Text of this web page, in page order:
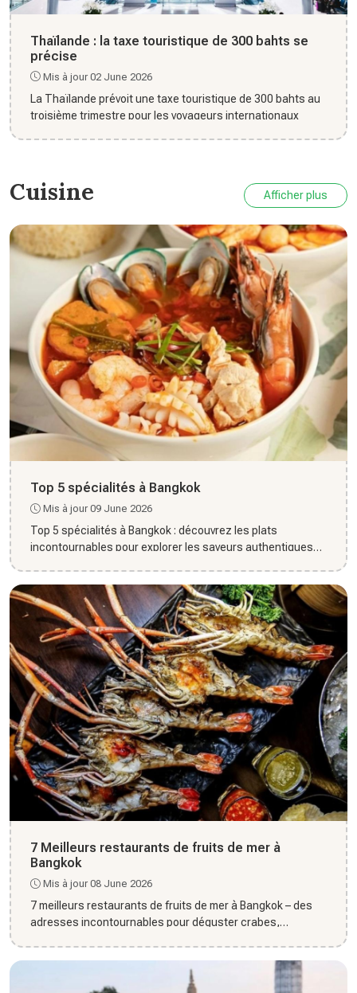
Thaïlande : la taxe touristique de 300 bahts se
précise
Mis à jour 02 June 2026
La Thaïlande prévoit une taxe touristique de 300 bahts au
troisième trimestre pour les voyageurs internationaux
Cuisine Afficher plus
Top 5 spécialités à Bangkok
Mis à jour 09 June 2026
Top 5 spécialités à Bangkok : découvrez les plats
incontournables pour explorer les saveurs authentiques
7 Meilleurs restaurants de fruits de mer à
Bangkok
Mis à jour 08 June 2026
7 meilleurs restaurants de fruits de mer à Bangkok – des
adresses incontournables pour déguster crabes,